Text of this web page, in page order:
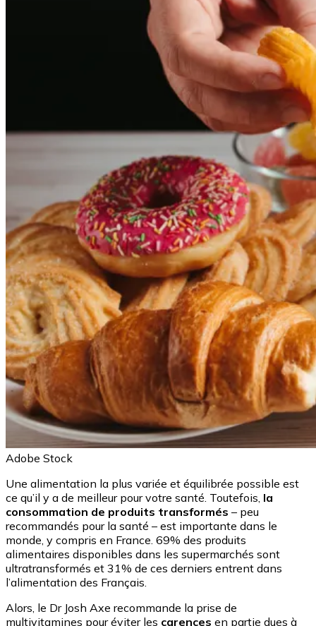
Adobe Stock
Une alimentation la plus variée et équilibrée possible est
ce qu’il y a de meilleur pour votre santé. Toutefois, la
consommation de produits transformés – peu
recommandés pour la santé – est importante dans le
monde, y compris en France. 69% des produits
alimentaires disponibles dans les supermarchés sont
ultratransformés et 31% de ces derniers entrent dans
l’alimentation des Français.
Alors, le Dr Josh Axe recommande la prise de
multivitamines pour éviter les carences en partie dues à